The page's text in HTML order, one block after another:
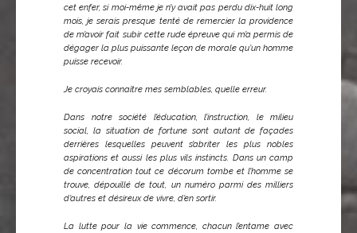
cet enfer, si moi-même je n’y avait pas perdu dix-huit long
mois, je serais presque tenté de remercier la providence
de m’avoir fait subir cette rude épreuve qui m’a permis de
dégager la plus puissante leçon de morale qu’un homme
puisse recevoir.
Je croyais connaître mes semblables, quelle erreur.
Dans notre société l’éducation, l’instruction, le milieu
social, la situation de fortune sont autant de façades
derrières lesquelles peuvent s’abriter les plus nobles
aspirations et aussi les plus vils instincts. Dans un camp
de concentration tout ce décorum tombe et l’homme se
trouve, dépouillé de tout, un numéro parmi des milliers
d’autres et désireux de vivre, d’en sortir.
La lutte pour la vie commence, chacun l’entame avec